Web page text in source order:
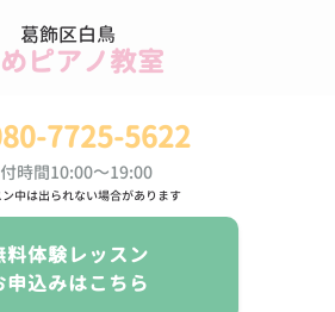
葛飾区白鳥
ピアノ教室
7725-5622
時間10:00～19:00
中は出られない場合があります
料体験レッスン
申込みはこちら